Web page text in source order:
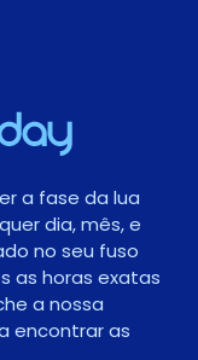
a fase da lua
dia, mês, e
no seu fuso
as horas exatas
a nossa
encontrar as